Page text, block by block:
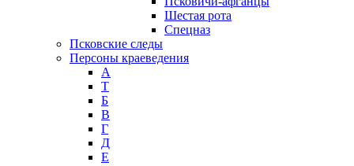
Шестая рота
Спецназ
Псковские следы
Персоны краеведения
А
T
Б
В
Г
Д
Е